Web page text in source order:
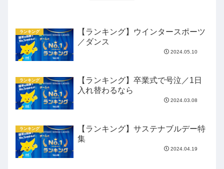
ランキング
【ランキング】ウインタースポーツ
／ダンス
2024.05.10
ランキング
【ランキング】卒業式で号泣／1日
入れ替わるなら
2024.03.08
ランキング
【ランキング】サステナブルデー特
集
2024.04.19